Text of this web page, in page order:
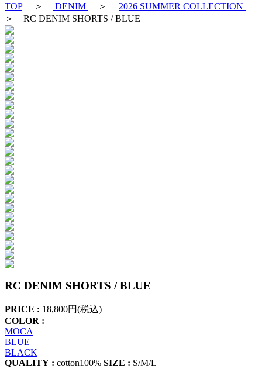
TOP＞ DENIM ＞ 2026 SUMMER COLLECTION
＞ RC DENIM SHORTS / BLUE
RC DENIM SHORTS / BLUE
PRICE : 18,800円(税込)
COLOR :
MOCA
BLUE
BLACK
QUALITY : cotton100% SIZE : S/M/L